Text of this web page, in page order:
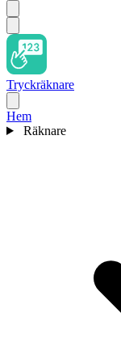
Tryckräknare
Hem
Räknare